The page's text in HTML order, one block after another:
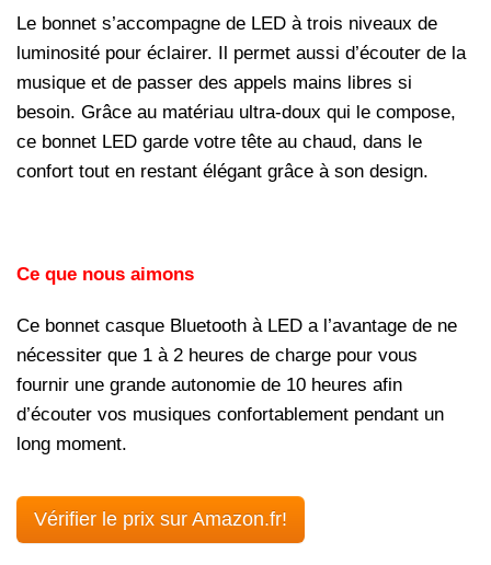
Le bonnet s’accompagne de LED à trois niveaux de
luminosité pour éclairer. Il permet aussi d’écouter de la
musique et de passer des appels mains libres si
besoin. Grâce au matériau ultra-doux qui le compose,
ce bonnet LED garde votre tête au chaud, dans le
confort tout en restant élégant grâce à son design.
Ce que nous aimons
Ce bonnet casque Bluetooth à LED a l’avantage de ne
nécessiter que 1 à 2 heures de charge pour vous
fournir une grande autonomie de 10 heures afin
d’écouter vos musiques confortablement pendant un
long moment.
Vérifier le prix sur Amazon.fr!